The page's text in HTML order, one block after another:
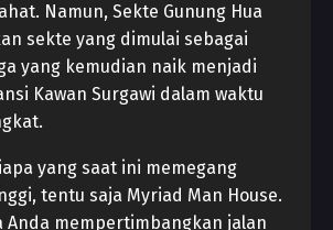
Namun, Sekte Gunung Hua
sekte yang dimulai sebagai
yang kemudian naik menjadi
Kawan Surgawi dalam waktu
yang saat ini memegang
tentu saja Myriad Man House.
Anda mempertimbangkan jalan